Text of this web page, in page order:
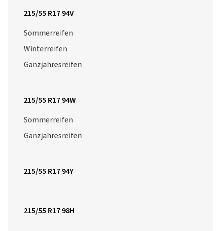
215/55 R17 94V
Sommerreifen
Winterreifen
Ganzjahresreifen
215/55 R17 94W
Sommerreifen
Ganzjahresreifen
215/55 R17 94Y
215/55 R17 98H